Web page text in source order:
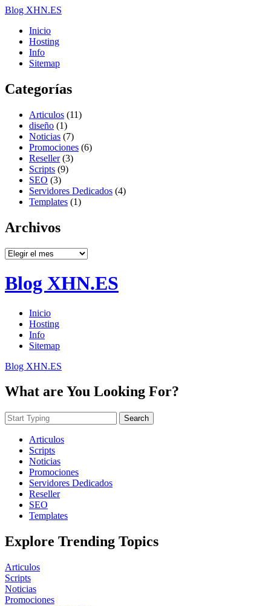
Blog XHN.ES
Inicio
Hosting
Info
Sitemap
Categorías
Articulos (11)
diseño (1)
Noticias (7)
Promociones (6)
Reseller(3)
Scripts (9)
SEO (3)
Servidores Dedicados (4)
Templates (1)
Archivos
Archivos
Blog XHN.ES
Inicio
Hosting
Info
Sitemap
Blog XHN.ES
What are You Looking For?
Search
Articulos
Scripts
Noticias
Promociones
Servidores Dedicados
Reseller
SEO
Templates
Explore Trending Topics
Articulos
Scripts
Noticias
Promociones